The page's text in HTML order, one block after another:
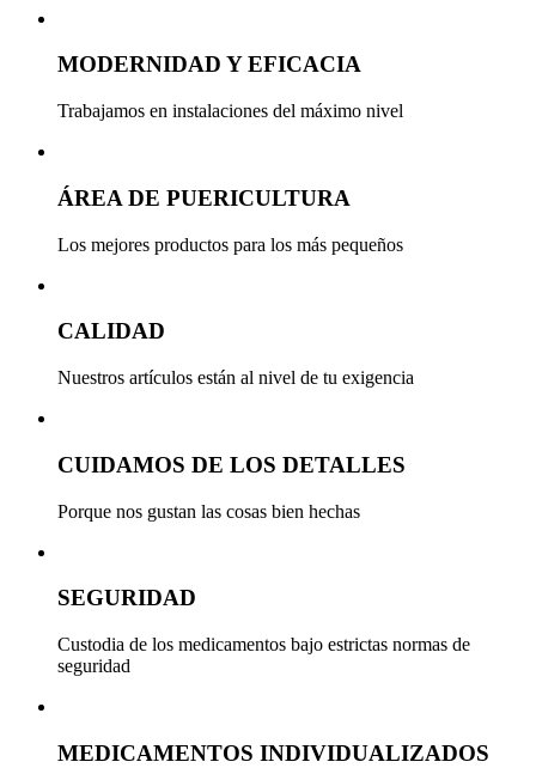
MODERNIDAD Y EFICACIA
Trabajamos en instalaciones del máximo nivel
ÁREA DE PUERICULTURA
Los mejores productos para los más pequeños
CALIDAD
Nuestros artículos están al nivel de tu exigencia
CUIDAMOS DE LOS DETALLES
Porque nos gustan las cosas bien hechas
SEGURIDAD
Custodia de los medicamentos bajo estrictas normas de
seguridad
MEDICAMENTOS INDIVIDUALIZADOS